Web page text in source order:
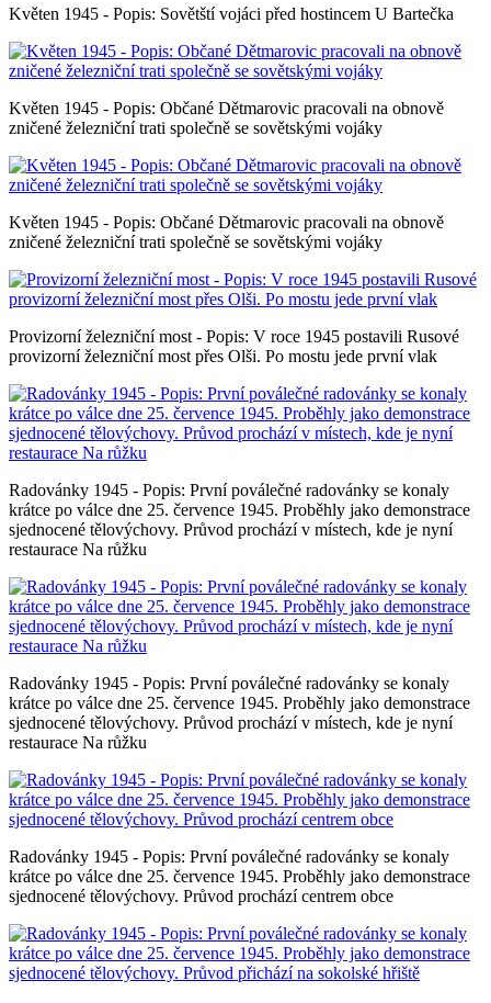
Květen 1945 - Popis: Sovětští vojáci před hostincem U Bartečka
Květen 1945 - Popis: Občané Dětmarovic pracovali na obnově
zničené železniční trati společně se sovětskými vojáky
Květen 1945 - Popis: Občané Dětmarovic pracovali na obnově
zničené železniční trati společně se sovětskými vojáky
Provizorní železniční most - Popis: V roce 1945 postavili Rusové
provizorní železniční most přes Olši. Po mostu jede první vlak
Radovánky 1945 - Popis: První poválečné radovánky se konaly
krátce po válce dne 25. července 1945. Proběhly jako demonstrace
sjednocené tělovýchovy. Průvod prochází v místech, kde je nyní
restaurace Na růžku
Radovánky 1945 - Popis: První poválečné radovánky se konaly
krátce po válce dne 25. července 1945. Proběhly jako demonstrace
sjednocené tělovýchovy. Průvod prochází v místech, kde je nyní
restaurace Na růžku
Radovánky 1945 - Popis: První poválečné radovánky se konaly
krátce po válce dne 25. července 1945. Proběhly jako demonstrace
sjednocené tělovýchovy. Průvod prochází centrem obce